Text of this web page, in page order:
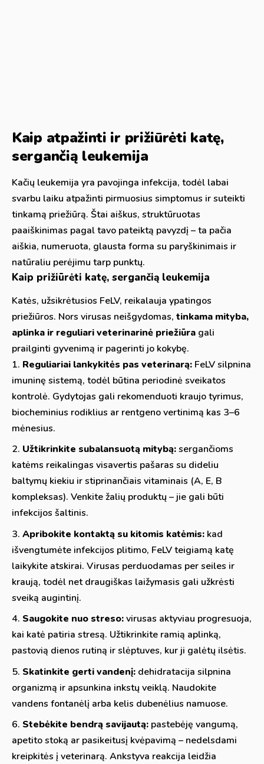
Kaip atpažinti ir prižiūrėti katę,
sergančią leukemija
Kačių leukemija yra pavojinga infekcija, todėl labai
svarbu laiku atpažinti pirmuosius simptomus ir suteikti
tinkamą priežiūrą. Štai aiškus, struktūruotas
paaiškinimas pagal tavo pateiktą pavyzdį – ta pačia
aiškia, numeruota, glausta forma su paryškinimais ir
natūraliu perėjimu tarp punktų.
Kaip prižiūrėti katę, sergančią leukemija
Katės, užsikrėtusios FeLV, reikalauja ypatingos
priežiūros. Nors virusas neišgydomas, tinkama mityba,
aplinka ir reguliari veterinarinė priežiūra gali
prailginti gyvenimą ir pagerinti jo kokybę.
Reguliariai lankykitės pas veterinarą: FeLV silpnina
imuninę sistemą, todėl būtina periodinė sveikatos
kontrolė. Gydytojas gali rekomenduoti kraujo tyrimus,
biocheminius rodiklius ar rentgeno vertinimą kas 3–6
mėnesius.
Užtikrinkite subalansuotą mitybą:sergančioms
katėms reikalingas visavertis pašaras su dideliu
baltymų kiekiu ir stiprinančiais vitaminais (A, E, B
kompleksas). Venkite žalių produktų – jie gali būti
infekcijos šaltinis.
Apribokite kontaktą su kitomis katėmis: kad
išvengtumėte infekcijos plitimo, FeLV teigiamą katę
laikykite atskirai. Virusas perduodamas per seiles ir
kraują, todėl net draugiškas laižymasis gali užkrėsti
sveiką augintinį.
Saugokite nuo streso:virusas aktyviau progresuoja,
kai katė patiria stresą. Užtikrinkite ramią aplinką,
pastovią dienos rutiną ir slėptuves, kur ji galėtų ilsėtis.
Skatinkite gerti vandenį: dehidratacija silpnina
organizmą ir apsunkina inkstų veiklą. Naudokite
vandens fontanėlį arba kelis dubenėlius namuose.
Stebėkite bendrą savijautą: pastebėję vangumą,
apetito stoką ar pasikeitusį kvėpavimą – nedelsdami
kreipkitės į veterinarą. Ankstyva reakcija leidžia